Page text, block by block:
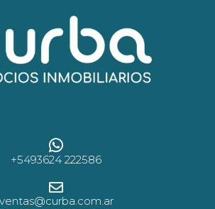
+5493624 222586
ventas@curba.com.ar